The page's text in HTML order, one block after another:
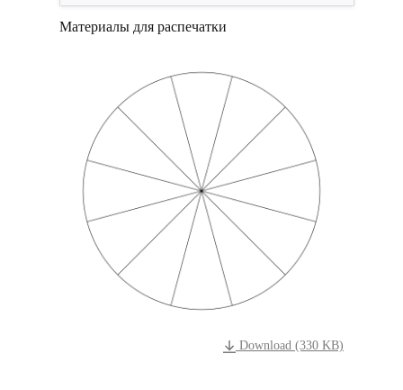
Материалы для распечатки
Download (330 KB)